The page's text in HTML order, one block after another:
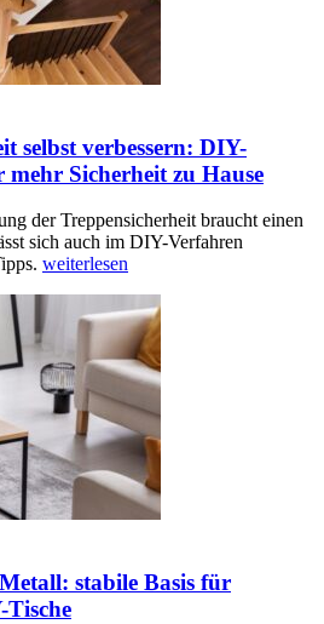
selbst verbessern: DIY-
Sicherheit zu Hause
der Treppensicherheit braucht einen
sich auch im DIY-Verfahren
weiterlesen
stabile Basis für